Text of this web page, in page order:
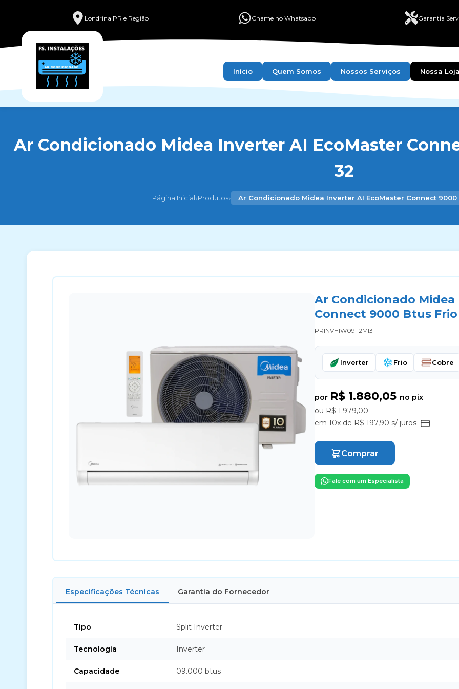
Londrina PR e Região Chame no Whatsapp Garantia
Início Quem Somos Nossos Serviços Nossa
Ar Condicionado Midea Inverter AI EcoMaster
32
Página Inicial›Produtos› Ar Condicionado Midea Inverter AI EcoMaster Connect 9000
Ar Condicionado
Connect 9000 Btus Frio
PRINVHIW09F2MI3
Inverter Frio Cobre
por R$ 1.880,05 no pix
ou R$ 1.979,00
em 10x de R$ 197,90 s/ juros
Comprar
Fale com um Especialista
Especificações Técnicas Garantia do Fornecedor
Tipo Split Inverter
Tecnologia Inverter
Capacidade 09.000 btus